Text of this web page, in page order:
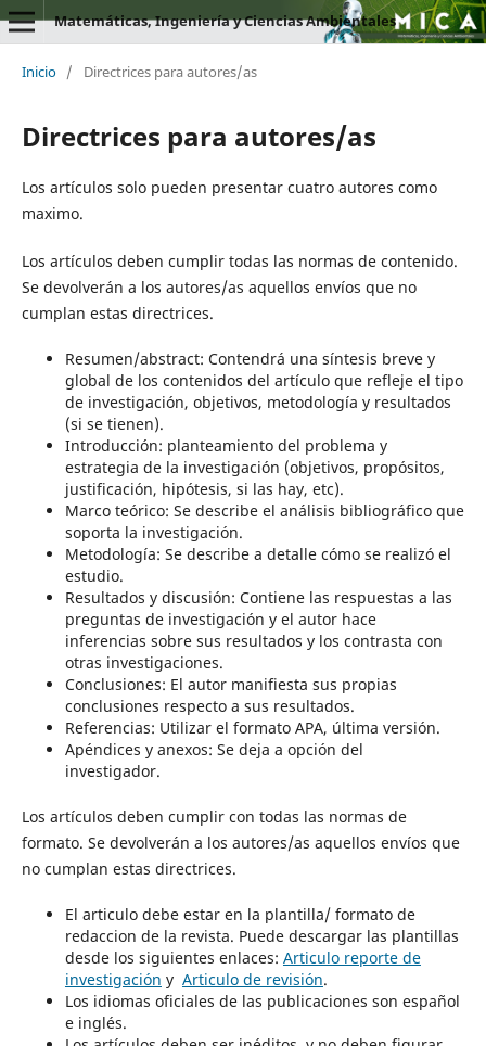
Matemáticas, Ingeniería y Ciencias Ambientales
Inicio / Directrices para autores/as
Directrices para autores/as
Los artículos solo pueden presentar cuatro autores como
maximo.
Los artículos deben cumplir todas las normas de contenido.
Se devolverán a los autores/as aquellos envíos que no
cumplan estas directrices.
Resumen/abstract: Contendrá una síntesis breve y
global de los contenidos del artículo que refleje el tipo
de investigación, objetivos, metodología y resultados
(si se tienen).
Introducción: planteamiento del problema y
estrategia de la investigación (objetivos, propósitos,
justificación, hipótesis, si las hay, etc).
Marco teórico: Se describe el análisis bibliográfico que
soporta la investigación.
Metodología: Se describe a detalle cómo se realizó el
estudio.
Resultados y discusión: Contiene las respuestas a las
preguntas de investigación y el autor hace
inferencias sobre sus resultados y los contrasta con
otras investigaciones.
Conclusiones: El autor manifiesta sus propias
conclusiones respecto a sus resultados.
Referencias: Utilizar el formato APA, última versión.
Apéndices y anexos: Se deja a opción del
investigador.
Los artículos deben cumplir con todas las normas de
formato. Se devolverán a los autores/as aquellos envíos que
no cumplan estas directrices.
El articulo debe estar en la plantilla/ formato de
redaccion de la revista. Puede descargar las plantillas
desde los siguientes enlaces: Articulo reporte de
investigación y Articulo de revisión.
Los idiomas oficiales de las publicaciones son español
e inglés.